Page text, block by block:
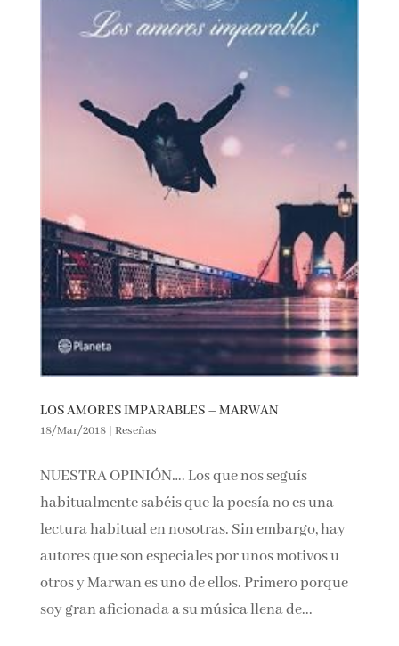
18/Mar/2018|Reseñas
habitualmente sabéis que la poesía no es una
lectura habitual en nosotras. Sin embargo, hay
autores que son especiales por unos motivos u
otros y Marwan es uno de ellos. Primero porque
soy gran aficionada a su música llena de...